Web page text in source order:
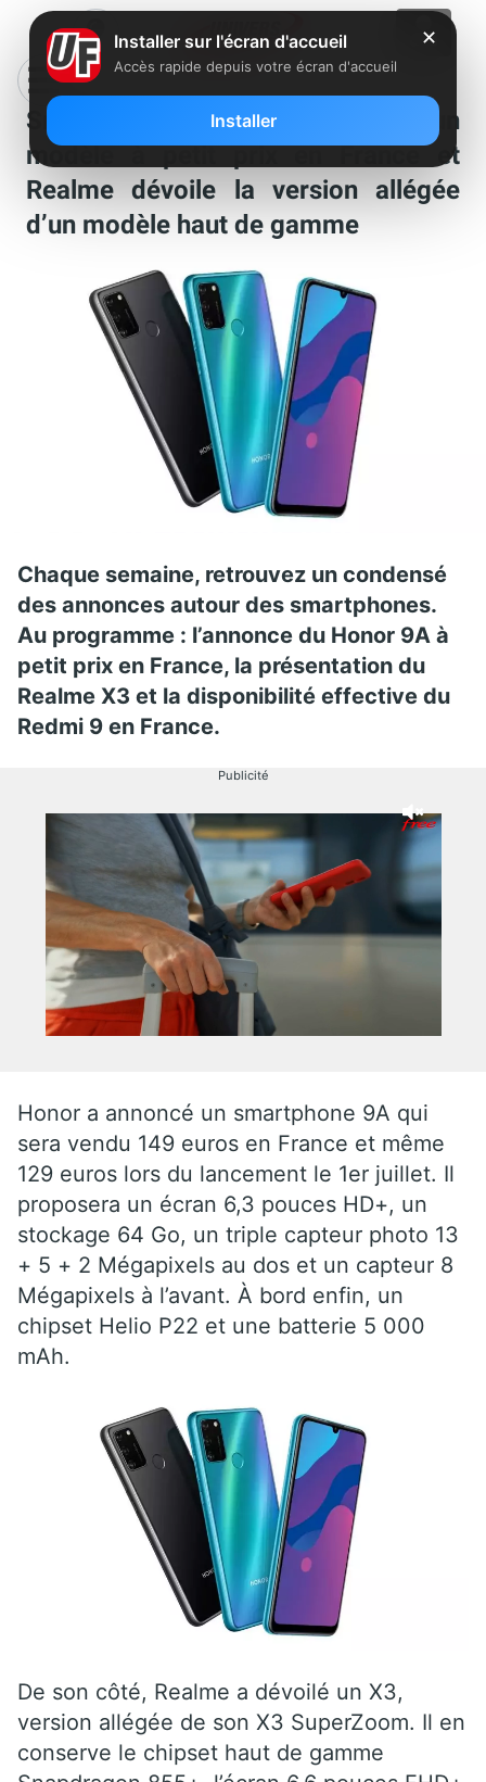
Smartphones : Honor lance un
modèle à petit prix en France et
Realme dévoile la version allégée
d’un modèle haut de gamme
Chaque semaine, retrouvez un condensé
des annonces autour des smartphones.
Au programme : l’annonce du Honor 9A à
petit prix en France, la présentation du
Realme X3 et la disponibilité effective du
Redmi 9 en France.
Publicité
Honor a annoncé un smartphone 9A qui
sera vendu 149 euros en France et même
129 euros lors du lancement le 1er juillet. Il
proposera un écran 6,3 pouces HD+, un
stockage 64 Go, un triple capteur photo 13
+ 5 + 2 Mégapixels au dos et un capteur 8
Mégapixels à l’avant. À bord enfin, un
chipset Helio P22 et une batterie 5 000
mAh.
De son côté, Realme a dévoilé un X3,
version allégée de son X3 SuperZoom. Il en
conserve le chipset haut de gamme
✕
Installer sur l'écran d'accueil
Accès rapide depuis votre écran d'accueil
Installer